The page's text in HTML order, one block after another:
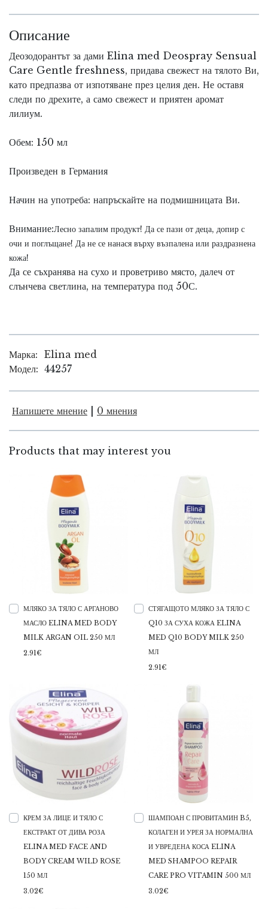
Описание
Деозодорантът за дами Elina med Deospray Sensual
Care Gentle freshness, придава свежест на тялото Ви,
като предпазва от изпотяване през целия ден. Не оставя
следи по дрехите, а само свежест и приятен аромат
лилиум.
Обем: 150 мл
Произведен в Германия
Начин на употреба: напръскайте на подмишницата Ви.
Внимание:Лесно запалим продукт! Да се пази от деца, допир с
очи и поглъщане! Да не се нанася върху възпалена или раздразнена
кожа!
Да се съхранява на сухо и проветриво място, далеч от
слънчева светлина, на температура под 50С.
Марка: Elina med
Модел: 44257
Напишете мнение 0 мнения
Products that may interest you
МЛЯКО ЗА ТЯЛО С АРГАНОВО
МАСЛО ELINA MED BODY
MILK ARGAN OIL 250 МЛ
2.91€
СТЯГАЩОТО МЛЯКО ЗА ТЯЛО С
Q10 ЗА СУХА КОЖА ELINA
MED Q10 BODY MILK 250
МЛ
2.91€
КРЕМ ЗА ЛИЦЕ И ТЯЛО С
ЕКСТРАКТ ОТ ДИВА РОЗА
ELINA MED FACE AND
BODY CREAM WILD ROSE
150 МЛ
3.02€
ШАМПОАН С ПРОВИТАМИН B5,
КОЛАГЕН И УРЕЯ ЗА НОРМАЛНА
И УВРЕДЕНА КОСА ELINA
MED SHAMPOO REPAIR
CARE PRO VITAMIN 500 МЛ
3.02€